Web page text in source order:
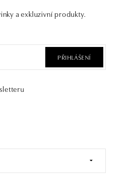
a exkluzivní produkty.
PŘIHLÁŠENÍ